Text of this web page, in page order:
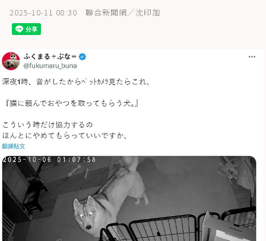
2025-10-11 08:30 聯合新聞網／沈印加